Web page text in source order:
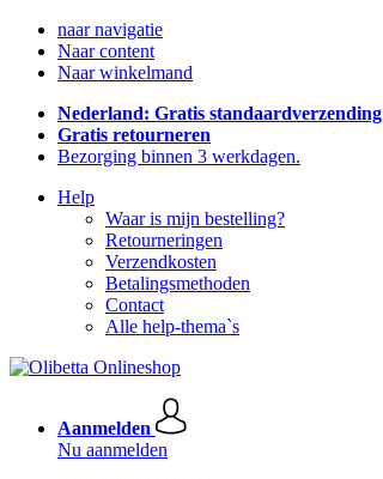
naar navigatie
Naar content
Naar winkelmand
Nederland: Gratis standaardverzending
Gratis retourneren
Bezorging binnen 3 werkdagen.
Help
Waar is mijn bestelling?
Retourneringen
Verzendkosten
Betalingsmethoden
Contact
Alle help-thema`s
Aanmelden
Nu aanmelden